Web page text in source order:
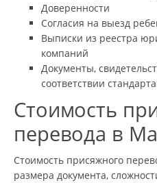
Доверенности
Согласия на выезд
Выписки из реестра
компаний
Документы,
соответствии
Стоимость
перевода в
Стоимость присяжного
размера документа,